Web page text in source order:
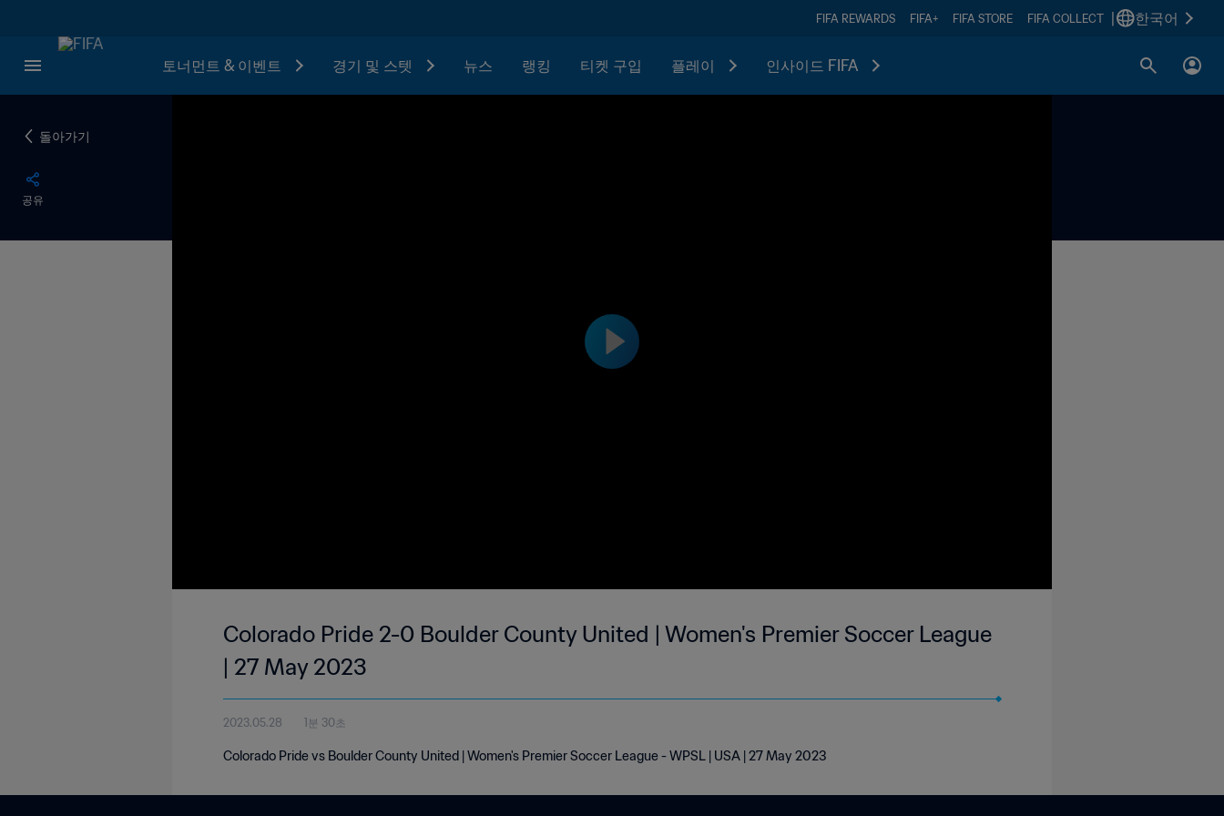
FIFA REWARDS FIFA+ FIFA STORE FIFA COLLECT 한국어
토너먼트 & 이벤트 경기 및 스텟 뉴스 랭킹 티켓 구입 플레이 인사이드 FIFA
돌아가기
공유
Colorado Pride 2-0 Boulder County United | Women's Premier Soccer League
| 27 May 2023
2023.05.28 1분 30초
Colorado Pride vs Boulder County United | Women's Premier Soccer League - WPSL | USA | 27 May 2023